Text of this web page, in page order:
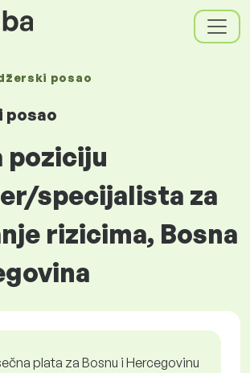
posao
posao
poziciju
specijalista za
rizicima, Bosna
plata za Bosnu i Hercegovinu